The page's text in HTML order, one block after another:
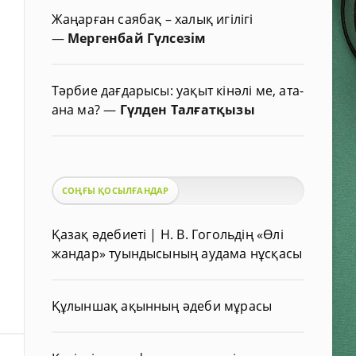
Жаңарған саябақ – халық игілігі
— Мергенбай Гүлсезім
Тәрбие дағдарысы: уақыт кінәлі ме, ата-
ана ма?— Гүлден Талғатқызы
СОҢҒЫ ҚОСЫЛҒАНДАР
Қазақ әдебиеті | Н. В. Гогольдің «Өлі
жандар» туындысының аудама нұсқасы
Құлыншақ ақынның әдеби мұрасы